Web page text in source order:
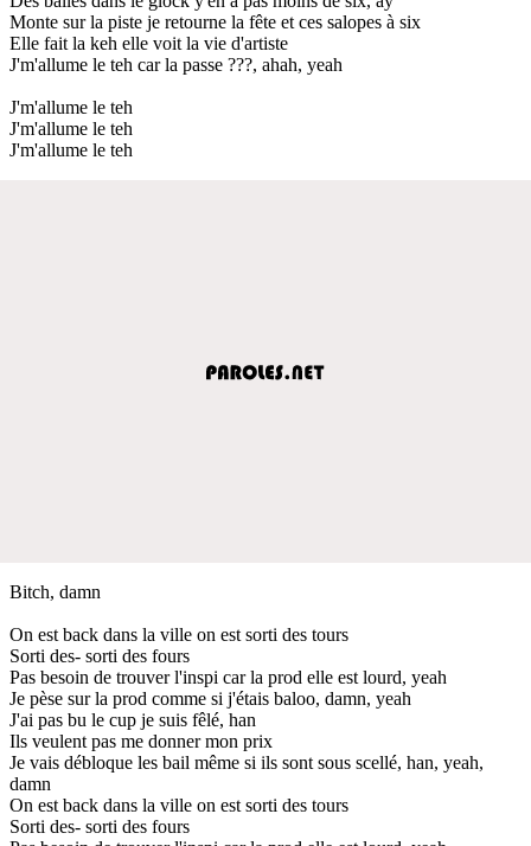
Monte sur la piste je retourne la fête et ces salopes à six
Elle fait la keh elle voit la vie d'artiste
J'm'allume le teh car la passe ???, ahah, yeah
J'm'allume le teh
J'm'allume le teh
J'm'allume le teh
Bitch, damn
On est back dans la ville on est sorti des tours
Sorti des- sorti des fours
Pas besoin de trouver l'inspi car la prod elle est lourd, yeah
Je pèse sur la prod comme si j'étais baloo, damn, yeah
J'ai pas bu le cup je suis fêlé, han
Ils veulent pas me donner mon prix
Je vais débloque les bail même si ils sont sous scellé, han, yeah,
damn
On est back dans la ville on est sorti des tours
Sorti des- sorti des fours